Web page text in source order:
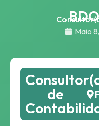
Maio
de